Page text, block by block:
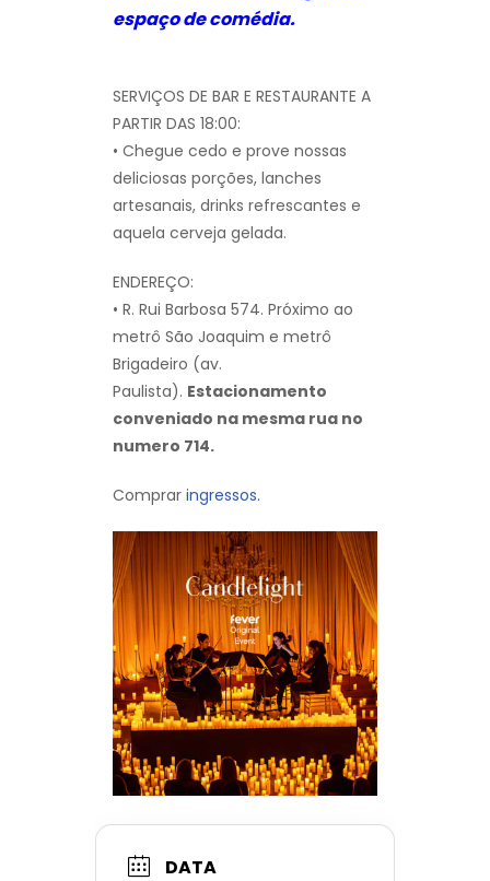
espaço de comédia.
SERVIÇOS DE BAR E RESTAURANTE A
PARTIR DAS 18:00:
• Chegue cedo e prove nossas
deliciosas porções, lanches
artesanais, drinks refrescantes e
aquela cerveja gelada.
ENDEREÇO:
• R. Rui Barbosa 574. Próximo ao
metrô São Joaquim e metrô
Brigadeiro (av.
Paulista). Estacionamento
conveniado na mesma rua no
numero 714.
Comprar ingressos.
DATA